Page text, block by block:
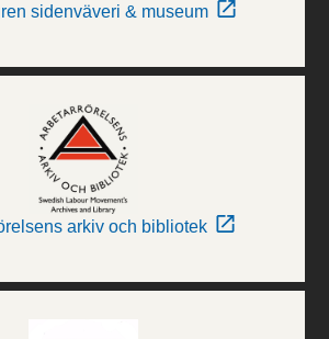
sidenväveri & museum
arkiv och bibliotek